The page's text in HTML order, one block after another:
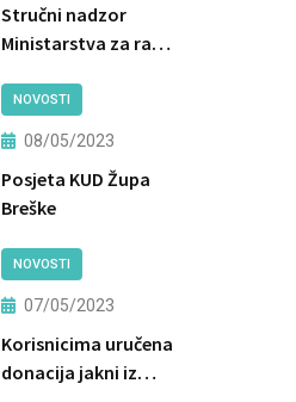
Stručni nadzor
Ministarstva za rad i
Vlade TK
NOVOSTI
08/05/2023
Posjeta KUD Župa
Breške
NOVOSTI
07/05/2023
Korisnicima uručena
donacija jakni iz